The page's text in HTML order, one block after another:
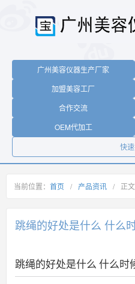
广州美容仪器生产厂家
加盟美容工厂
合作交流
OEM代加工
快
当前位置： 首页 / 产品资讯 / 正文
跳绳的好处是什么 什么
跳绳的好处是什么 什么时